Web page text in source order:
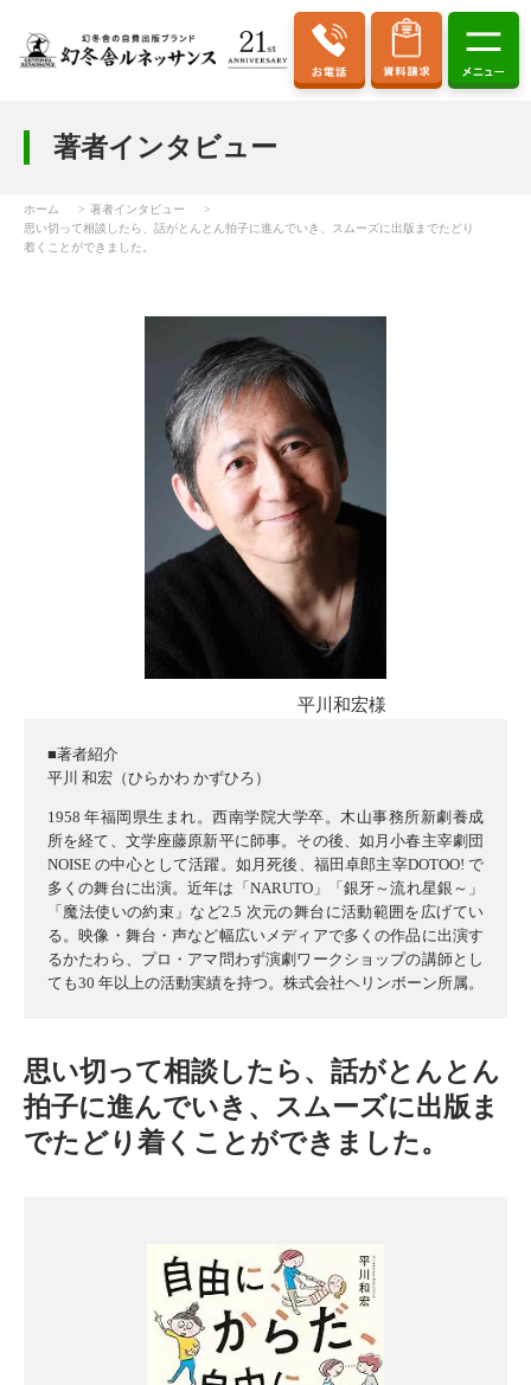
著者インタビュー
ホーム
著者インタビュー
思い切って相談したら、話がとんとん拍子に進んでいき、スムーズに出版までたどり
着くことができました。
平川和宏様
■著者紹介
平川 和宏（ひらかわ かずひろ）
1958 年福岡県生まれ。西南学院大学卒。木山事務所新劇養成
所を経て、文学座藤原新平に師事。その後、如月小春主宰劇団
NOISE の中心として活躍。如月死後、福田卓郎主宰DOTOO! で
多くの舞台に出演。近年は「NARUTO」「銀牙～流れ星銀～」
「魔法使いの約束」など2.5 次元の舞台に活動範囲を広げてい
る。映像・舞台・声など幅広いメディアで多くの作品に出演す
るかたわら、プロ・アマ問わず演劇ワークショップの講師とし
ても30 年以上の活動実績を持つ。株式会社ヘリンボーン所属。
思い切って相談したら、話がとんとん
拍子に進んでいき、スムーズに出版ま
でたどり着くことができました。